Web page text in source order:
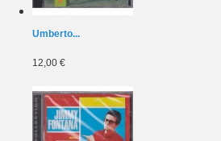
Umberto...
12,00 €